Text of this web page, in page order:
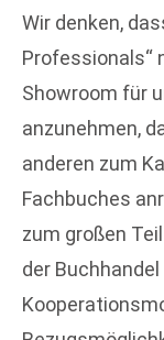
Wir denken,
Professionals“
Showroom für
anzunehmen,
anderen zum
Fachbuches
zum großen
der